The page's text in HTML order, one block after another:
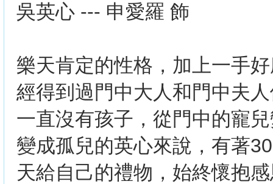
吳英心 --- 申愛羅 飾
樂天肯定的性格，加上一手
經得到過門中大人和門中夫
一直沒有孩子，從門中的寵
變成孤兒的英心來說，有著
天給自己的禮物，始終懷抱